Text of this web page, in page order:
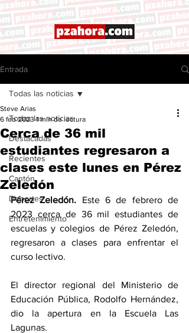
Entrada
Todas las noticias
Destacadas
Recientes
Cantón
Deportes
Entretenimiento
Todas las noticias
Cerca de 36 mil
estudiantes regresaron a
clases este lunes en Pérez
Zeledón
Steve Arias
6 feb 2023 1 min de lectura
Pérez Zeledón. Este 6 de febrero de
2023 cerca de 36 mil estudiantes de
escuelas y colegios de Pérez Zeledón,
regresaron a clases para enfrentar el
curso lectivo.
El director regional del Ministerio de
Educación Pública, Rodolfo Hernández,
dio la apertura en la Escuela Las
Lagunas.